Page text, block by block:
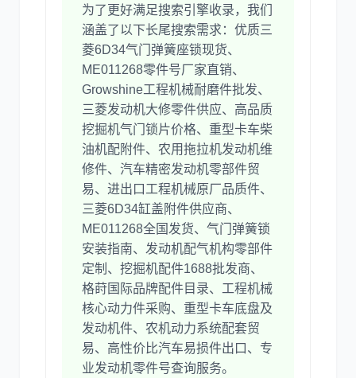
为了更好满足搜索引擎收录，我们
涵盖了以下长尾搜索需求：优质三
菱6D34气门弹簧座锁现货、
ME011268零件号厂家直销、
Growshine工程机械耐磨件批发、
三菱发动机大修零件供应、高品质
挖掘机气门锁片价格、重型卡车柴
油机配附件、农用拖拉机发动机维
修件、汽车精密发动机零部件贸
易、进出口工程机械原厂品质件、
三菱6D34缸盖附件供应商、
ME011268全国发货、气门弹簧锁
安装指南、发动机配气机构零部件
定制、挖掘机配件1688批发商、
格莳国际品牌配件目录、工程机械
核心动力件采购、重型卡车底盘及
发动机件、农机动力系统配套贸
易、高性价比汽车易损件出口、专
业发动机零件号查询服务。